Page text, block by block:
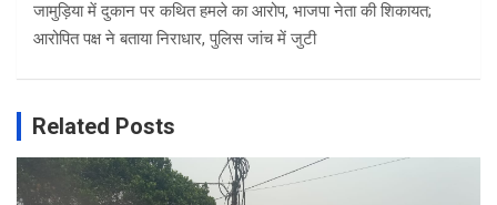
जामुड़िया में दुकान पर कथित हमले का आरोप, भाजपा नेता की शिकायत;
आरोपित पक्ष ने बताया निराधार, पुलिस जांच में जुटी
Related Posts